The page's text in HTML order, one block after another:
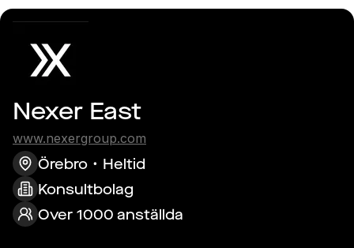
Nexer East
www.nexergroup.com
Örebro
Heltid
Konsultbolag
Over 1000 anställda